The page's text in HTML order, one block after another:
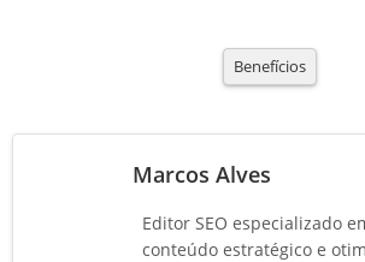
Benefícios
Marcos Alves
Editor SEO especializado
conteúdo estratégico e